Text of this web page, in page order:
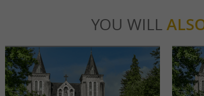
YOU WILL